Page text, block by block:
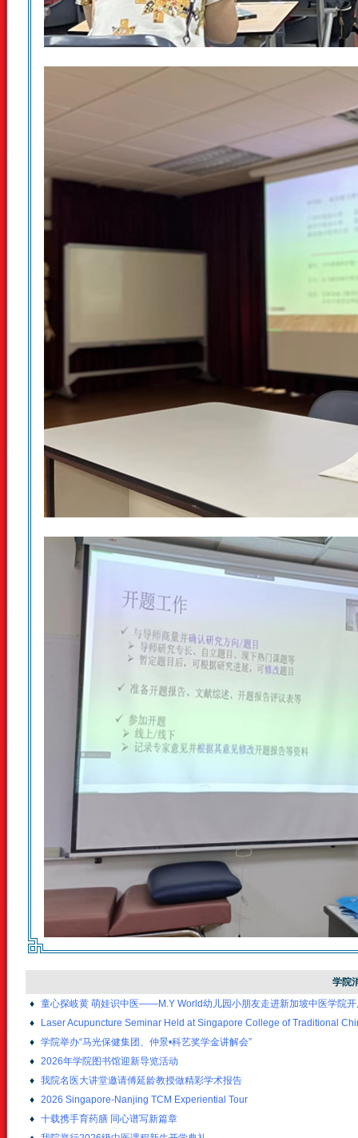
学院
♦ 童心探岐黄 萌娃识中医——M.Y World幼儿园小朋友走进新加坡中医学院
♦
Laser Acupuncture Seminar Held at Singapore College of Traditional
♦ 学院举办“马光保健集团、仲景•科艺奖学金讲解会”
♦ 2026年学院图书馆迎新导览活动
♦ 我院名医大讲堂邀请傅延龄教授做精彩学术报告
♦ 2026 Singapore-Nanjing TCM Experiential Tour
♦ 十载携手育药膳 同心谱写新篇章